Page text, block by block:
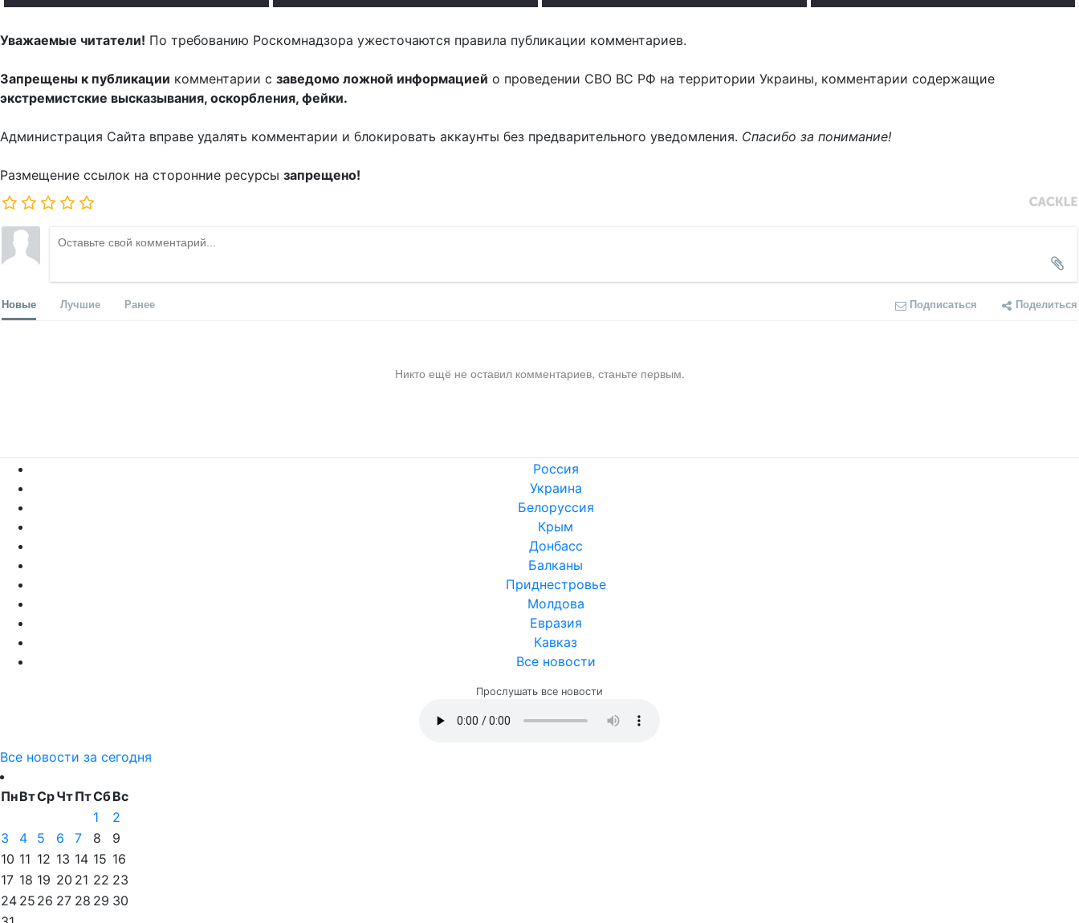
Уважаемые читатели! По требованию Роскомнадзора ужесточаются правила публикации комментариев.
Запрещены к публикации комментарии с заведомо ложной информацией о проведении СВО ВС РФ на территории Украины, комментарии содержащие
экстремистские высказывания, оскорбления, фейки.
Администрация Сайта вправе удалять комментарии и блокировать аккаунты без предварительного уведомления. Спасибо за понимание!
Размещение ссылок на сторонние ресурсы запрещено!
Новые Лучшие Ранее Подписаться Поделиться
Никто ещё не оставил комментариев, станьте первым.
Россия
Украина
Белоруссия
Крым
Донбасс
Балканы
Приднестровье
Молдова
Евразия
Кавказ
Все новости
Прослушать все новости
Все новости за сегодня
ПнВтСрЧтПтСбВс
1
2
3
4 5 6 7 8
9
10 11 12 13 14 15 16
17 18 19 20 21 22 23
24 25 26 27 28 29 30